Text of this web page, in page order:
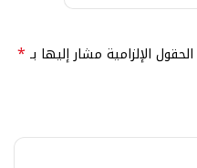
الحقول الإلزامية مشار إليها بـ *